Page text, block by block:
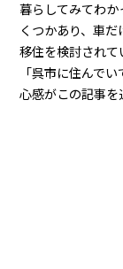
暮らしてみてわ
くつかあり、車だ
移住を検討されて
「呉市に住んで
心感がこの記事を